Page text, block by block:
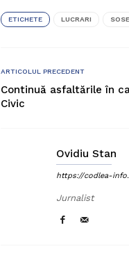
ETICHETE LUCRARI
ARTICOLUL PRECEDENT
Continuă asfaltările în
Civic
Ovidiu Stan
https://codlea-
Jurnalist